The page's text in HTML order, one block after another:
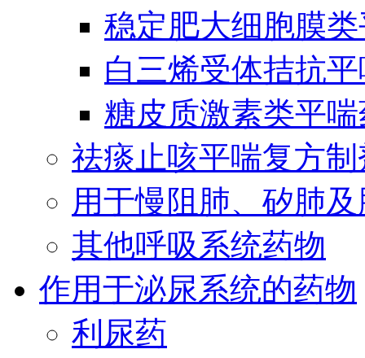
稳定肥大细胞膜
白三烯受体拮抗
糖皮质激素类平
祛痰止咳平喘复方制
用于慢阻肺、矽肺
其他呼吸系统药物
作用于泌尿系统的药物
利尿药